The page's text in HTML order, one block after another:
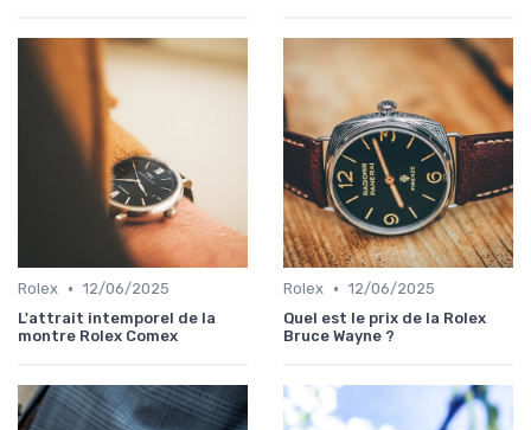
Rolex • 12/06/2025
L'attrait intemporel de la
montre Rolex Comex
Rolex • 12/06/2025
Quel est le prix de la Rolex
Bruce Wayne ?